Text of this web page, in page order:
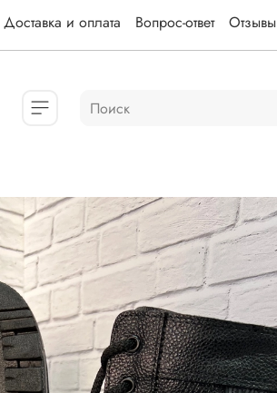
Доставка и оплата Вопрос-ответ Отзывы